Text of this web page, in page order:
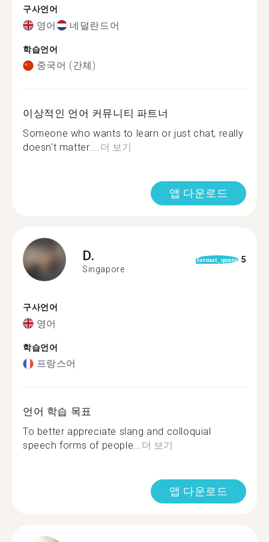
구사언어
영어 네덜란드어
학습언어
중국어 (간체)
이상적인 언어 커뮤니티 파트너
Someone who wants to learn or just chat, really
doesn't matter....더 보기
앱 다운로드
D.
Singapore
format_quote 5
구사언어
영어
학습언어
프랑스어
언어 학습 목표
To better appreciate slang and colloquial
speech forms of people...더 보기
앱 다운로드